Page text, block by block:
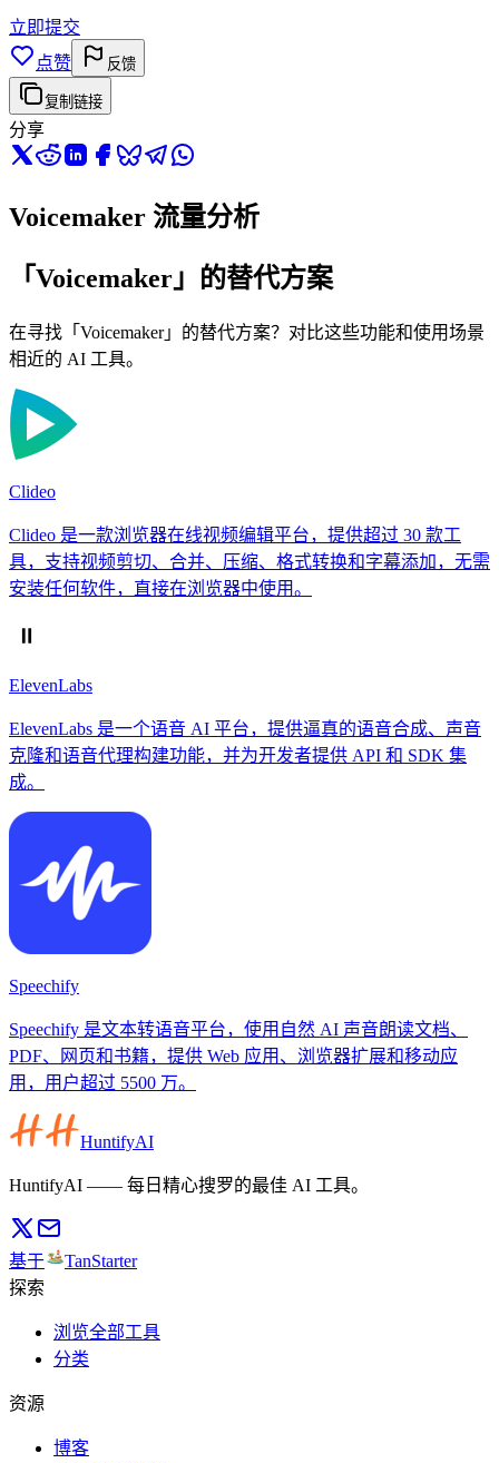
立即提交
点赞
反馈
复制链接
分享
Voicemaker 流量分析
「Voicemaker」的替代方案
在寻找「Voicemaker」的替代方案？对比这些功能和使用场景
相近的 AI 工具。
Clideo
Clideo 是一款浏览器在线视频编辑平台，提供超过 30 款工
具，支持视频剪切、合并、压缩、格式转换和字幕添加，无需
安装任何软件，直接在浏览器中使用。
ElevenLabs
ElevenLabs 是一个语音 AI 平台，提供逼真的语音合成、声音
克隆和语音代理构建功能，并为开发者提供 API 和 SDK 集
成。
Speechify
Speechify 是文本转语音平台，使用自然 AI 声音朗读文档、
PDF、网页和书籍，提供 Web 应用、浏览器扩展和移动应
用，用户超过 5500 万。
HuntifyAI
HuntifyAI —— 每日精心搜罗的最佳 AI 工具。
基于
TanStarter
探索
浏览全部工具
分类
资源
博客